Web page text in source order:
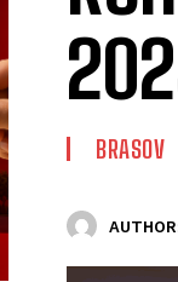
BRASOV